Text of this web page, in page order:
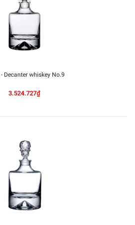
NUDE - Decanter whiskey No.9
3.524.727₫